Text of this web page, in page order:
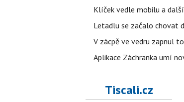
Klíček vedle mobilu a
Letadlu se začalo chovat
V zácpě ve vedru zapnul
Aplikace Záchranka umí
Tiscali.cz